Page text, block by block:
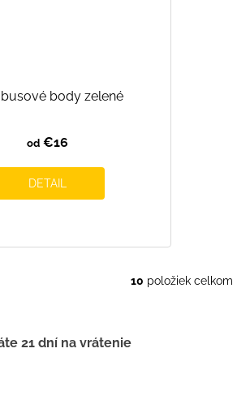
body zelené
od €16
DETAIL
O
10 položiek celkom
21 dní na vrátenie